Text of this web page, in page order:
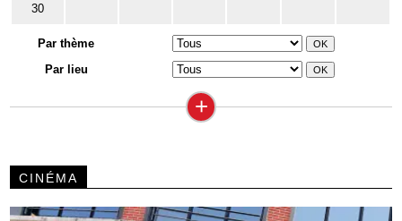
30
Par thème
Par lieu
+
CINÉMA